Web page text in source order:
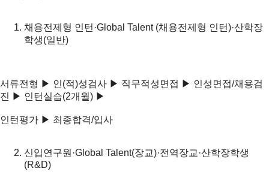
채용전제형 인턴·Global Talent (채용전제형 인턴)·산학장
학생(일반)
서류전형 ▶ 인(적)성검사 ▶ 직무적성면접 ▶ 인성면접/채용검
진 ▶ 인턴실습(2개월) ▶
인턴평가 ▶ 최종합격/입사
신입연구원·Global Talent(장교)·전역장교·산학장학생
(R&D)